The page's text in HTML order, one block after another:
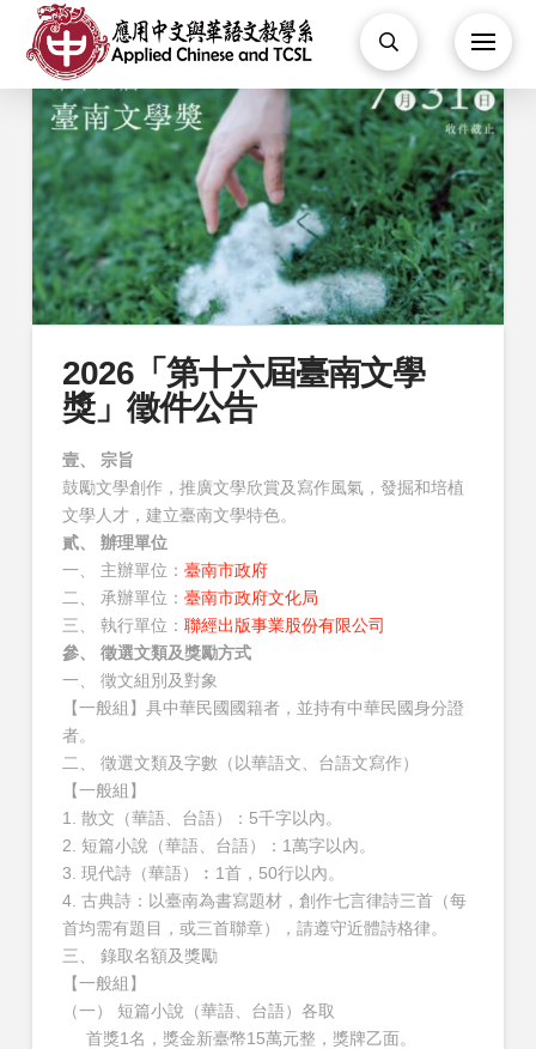
2026「第十六屆臺南文學
獎」徵件公告
壹、 宗旨
鼓勵文學創作，推廣文學欣賞及寫作風氣，發掘和培植
文學人才，建立臺南文學特色。
貳、 辦理單位
一、 主辦單位： 臺南市政府
二、 承辦單位： 臺南市政府文化局
三、 執行單位： 聯經出版事業股份有限公司
參、 徵選文類及獎勵方式
一、 徵文組別及對象
【一般組】具中華民國國籍者，並持有中華民國身分證
者。
二、 徵選文類及字數（以華語文、台語文寫作）
【一般組】
1. 散文（華語、台語）：5千字以內。
2. 短篇小說（華語、台語）：1萬字以內。
3. 現代詩（華語）︰1首，50行以內。
4. 古典詩：以臺南為書寫題材，創作七言律詩三首（每
首均需有題目，或三首聯章），請遵守近體詩格律。
三、 錄取名額及獎勵
【一般組】
（一） 短篇小說（華語、台語）各取
首獎1名，獎金新臺幣15萬元整，獎牌乙面。